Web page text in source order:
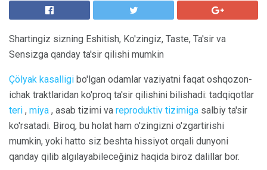
Shartingiz sizning Eshitish, Ko'zingiz, Taste, Ta'sir va
Sensizga qanday ta'sir qilishi mumkin
Çölyak kasalligi bo'lgan odamlar vaziyatni faqat oshqozon-
ichak traktlaridan ko'proq ta'sir qilishini bilishadi: tadqiqotlar
teri , miya , asab tizimi va reproduktiv tizimiga salbiy ta'sir
ko'rsatadi. Biroq, bu holat ham o'zingizni o'zgartirishi
mumkin, yoki hatto siz beshta hissiyot orqali dunyoni
qanday qilib algılayabileceğiniz haqida biroz dalillar bor.